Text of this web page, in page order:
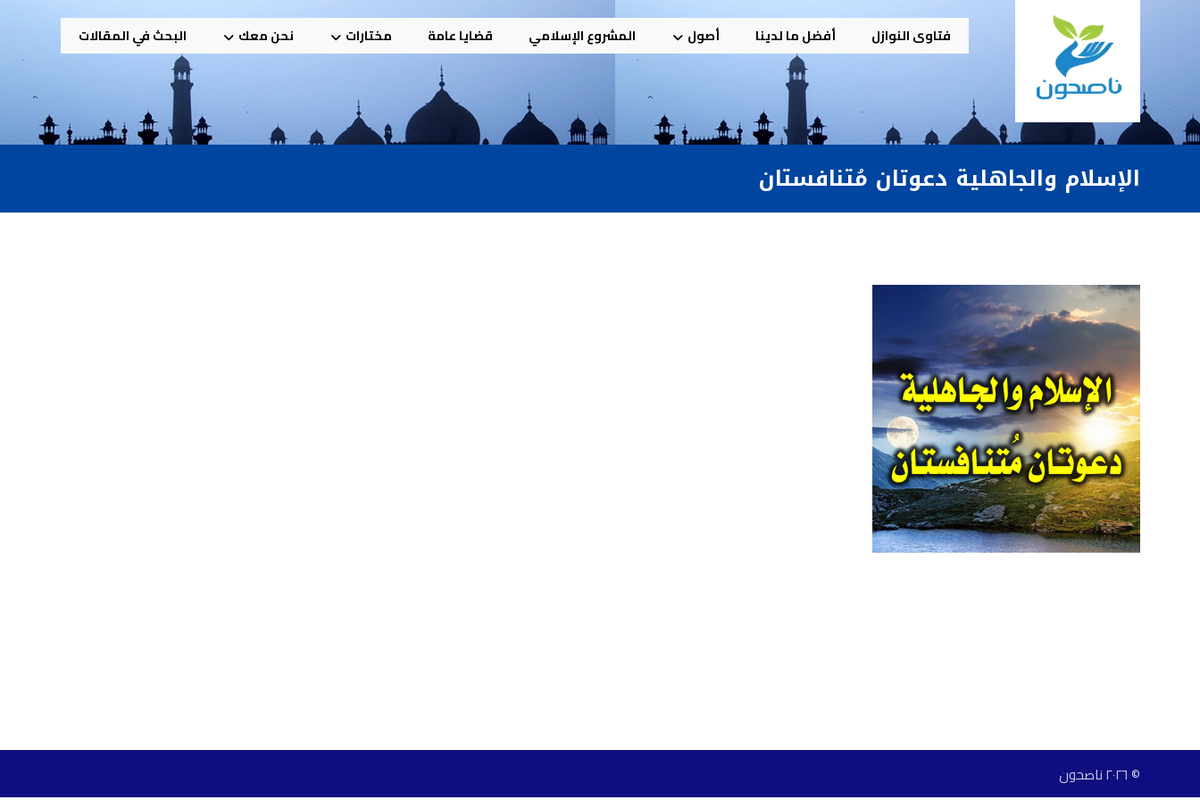
فتاوى النوازل أفضل ما لدينا أصول المشروع الإسلامي قضايا عامة مختارات نحن معك البحث في المقالات
الإسلام والجاهلية دعوتان مُتنافستان
© ٢٠٢٦ ناصحون